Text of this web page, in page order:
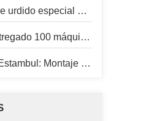
para seda de morera
máquinas de hilar compactas.
finalizado, máquina de urdido 928B en funcionamiento.